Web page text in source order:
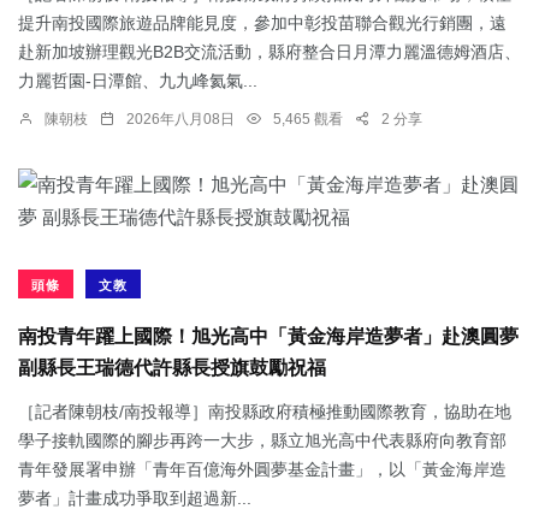
提升南投國際旅遊品牌能見度，參加中彰投苗聯合觀光行銷團，遠
赴新加坡辦理觀光B2B交流活動，縣府整合日月潭力麗溫德姆酒店、
力麗哲園-日潭館、九九峰氦氣...
陳朝枝 2026年八月08日 5,465 觀看 2 分享
頭條 文教
南投青年躍上國際！旭光高中「黃金海岸造夢者」赴澳圓夢
副縣長王瑞德代許縣長授旗鼓勵祝福
［記者陳朝枝/南投報導］南投縣政府積極推動國際教育，協助在地
學子接軌國際的腳步再跨一大步，縣立旭光高中代表縣府向教育部
青年發展署申辦「青年百億海外圓夢基金計畫」，以「黃金海岸造
夢者」計畫成功爭取到超過新...